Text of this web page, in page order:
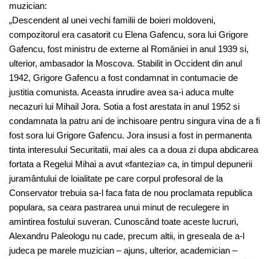
muzician:
„Descendent al unei vechi familii de boieri moldoveni,
compozitorul era casatorit cu Elena Gafencu, sora lui Grigore
Gafencu, fost ministru de externe al României in anul 1939 si,
ulterior, ambasador la Moscova. Stabilit in Occident din anul
1942, Grigore Gafencu a fost condamnat in contumacie de
justitia comunista. Aceasta inrudire avea sa-i aduca multe
necazuri lui Mihail Jora. Sotia a fost arestata in anul 1952 si
condamnata la patru ani de inchisoare pentru singura vina de a fi
fost sora lui Grigore Gafencu. Jora insusi a fost in permanenta
tinta interesului Securitatii, mai ales ca a doua zi dupa abdicarea
fortata a Regelui Mihai a avut «fantezia» ca, in timpul depunerii
juramântului de loialitate pe care corpul profesoral de la
Conservator trebuia sa-l faca fata de nou proclamata republica
populara, sa ceara pastrarea unui minut de reculegere in
amintirea fostului suveran. Cunoscând toate aceste lucruri,
Alexandru Paleologu nu cade, precum altii, in greseala de a-l
judeca pe marele muzician – ajuns, ulterior, academician –